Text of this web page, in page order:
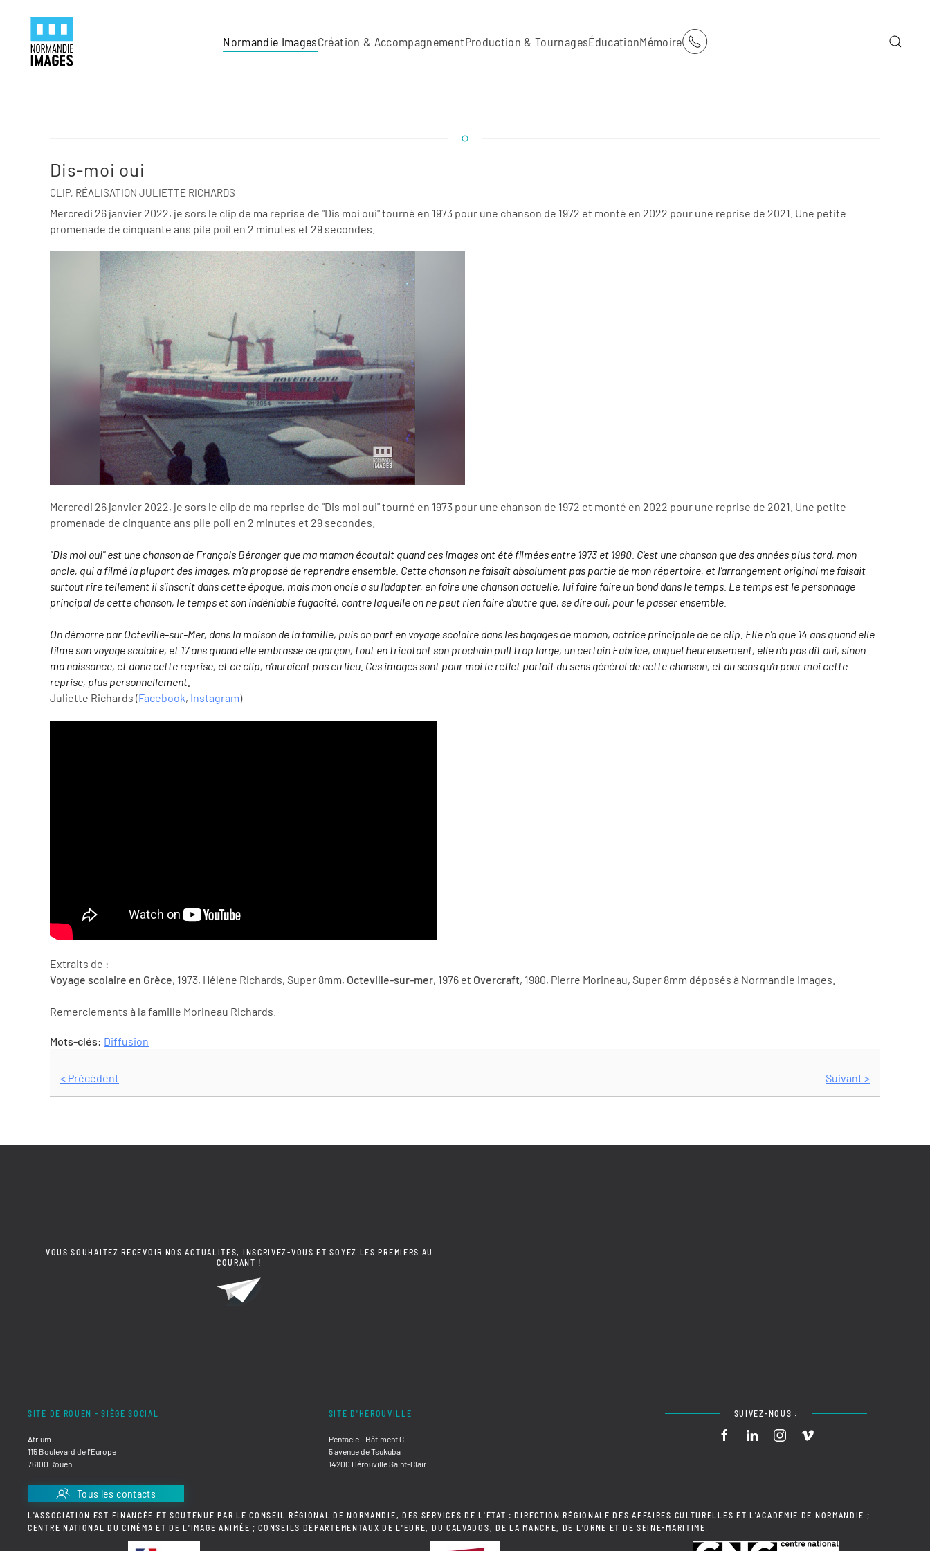
Skip to main content
Normandie ImagesCréation & AccompagnementProduction & TournagesÉducationMémoire
Dis-moi oui
CLIP, RÉALISATION JULIETTE RICHARDS
Mercredi 26 janvier 2022, je sors le clip de ma reprise de "Dis moi oui" tourné en 1973 pour une chanson de 1972 et monté en 2022 pour une reprise de 2021. Une petite
promenade de cinquante ans pile poil en 2 minutes et 29 secondes.
Mercredi 26 janvier 2022, je sors le clip de ma reprise de "Dis moi oui" tourné en 1973 pour une chanson de 1972 et monté en 2022 pour une reprise de 2021. Une petite
promenade de cinquante ans pile poil en 2 minutes et 29 secondes.
"Dis moi oui" est une chanson de François Béranger que ma maman écoutait quand ces images ont été filmées entre 1973 et 1980. C'est une chanson que des années plus tard, mon
oncle, qui a filmé la plupart des images, m'a proposé de reprendre ensemble. Cette chanson ne faisait absolument pas partie de mon répertoire, et l'arrangement original me faisait
surtout rire tellement il s'inscrit dans cette époque, mais mon oncle a su l'adapter, en faire une chanson actuelle, lui faire faire un bond dans le temps. Le temps est le personnage
principal de cette chanson, le temps et son indéniable fugacité, contre laquelle on ne peut rien faire d'autre que, se dire oui, pour le passer ensemble.
On démarre par Octeville-sur-Mer, dans la maison de la famille, puis on part en voyage scolaire dans les bagages de maman, actrice principale de ce clip. Elle n'a que 14 ans quand elle
filme son voyage scolaire, et 17 ans quand elle embrasse ce garçon, tout en tricotant son prochain pull trop large, un certain Fabrice, auquel heureusement, elle n'a pas dit oui, sinon
ma naissance, et donc cette reprise, et ce clip, n'auraient pas eu lieu. Ces images sont pour moi le reflet parfait du sens général de cette chanson, et du sens qu'a pour moi cette
reprise, plus personnellement.
Juliette Richards (Facebook, Instagram)
Extraits de :
Voyage scolaire en Grèce, 1973, Hélène Richards, Super 8mm, Octeville-sur-mer, 1976 et Overcraft, 1980, Pierre Morineau, Super 8mm déposés à Normandie Images.
Remerciements à la famille Morineau Richards.
Mots-clés: Diffusion
< Précédent Suivant >
VOUS SOUHAITEZ RECEVOIR NOS ACTUALITÉS, INSCRIVEZ-VOUS ET SOYEZ LES PREMIERS AU
COURANT !
SITE DE ROUEN - SIÈGE SOCIAL
Atrium
115 Boulevard de l'Europe
76100 Rouen
Tous les contacts
SITE D'HÉROUVILLE
Pentacle - Bâtiment C
5 avenue de Tsukuba
14200 Hérouville Saint-Clair
SUIVEZ-NOUS :
L'ASSOCIATION EST FINANCÉE ET SOUTENUE PAR LE CONSEIL RÉGIONAL DE NORMANDIE, DES SERVICES DE L'ÉTAT : DIRECTION RÉGIONALE DES AFFAIRES CULTURELLES ET L'ACADÉMIE DE NORMANDIE ;
CENTRE NATIONAL DU CINÉMA ET DE L'IMAGE ANIMÉE ; CONSEILS DÉPARTEMENTAUX DE L'EURE, DU CALVADOS, DE LA MANCHE, DE L'ORNE ET DE SEINE-MARITIME.